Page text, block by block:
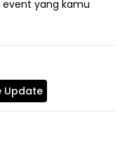
yang kamu
Update